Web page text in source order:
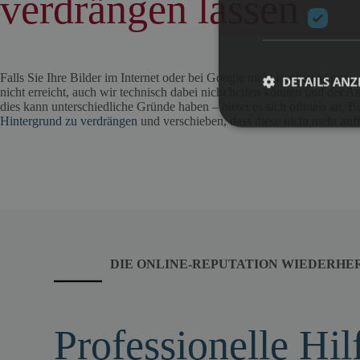
verdrängen lassen
Falls Sie Ihre Bilder im Internet oder bei Google nicht löschen
nicht erreicht, auch wir technisch dabei nicht helfen können und der
dies kann unterschiedliche Gründe haben – bietet es sich oftmals an,
Hintergrund zu verdrängen und verschieben, dass diese nicht mehr
DIE ONLINE-REPUTATION
Professionelle
DETAILS